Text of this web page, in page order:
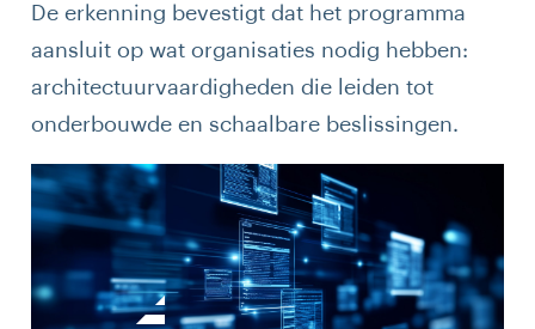
De erkenning bevestigt dat het programma
aansluit op wat organisaties nodig hebben:
architectuurvaardigheden die leiden tot
onderbouwde en schaalbare beslissingen.